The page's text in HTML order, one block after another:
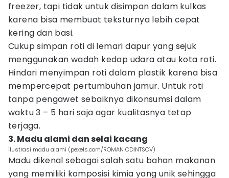
freezer, tapi tidak untuk disimpan dalam kulkas
karena bisa membuat teksturnya lebih cepat
kering dan basi.
Cukup simpan roti di lemari dapur yang sejuk
menggunakan wadah kedap udara atau kota roti.
Hindari menyimpan roti dalam plastik karena bisa
mempercepat pertumbuhan jamur. Untuk roti
tanpa pengawet sebaiknya dikonsumsi dalam
waktu 3 – 5 hari saja agar kualitasnya tetap
terjaga.
3. Madu alami dan selai kacang
ilustrasi madu alami (pexels.com/ROMAN ODINTSOV)
Madu dikenal sebagai salah satu bahan makanan
yang memiliki komposisi kimia yang unik sehingga